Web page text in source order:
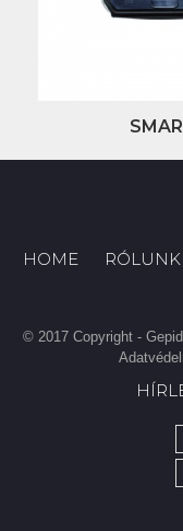
HOME RÓLUNK
© 2017 Copyright -